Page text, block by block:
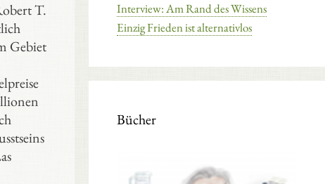
T.
Gebiet
Interview: Am Rand des Wissens
Einzig Frieden ist alternativlos
Bücher